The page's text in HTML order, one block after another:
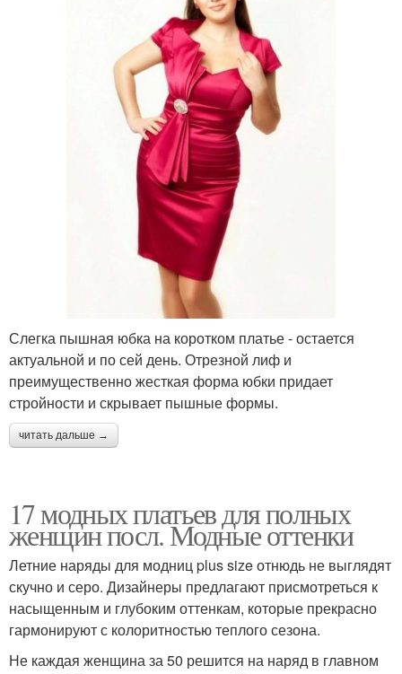
Слегка пышная юбка на коротком платье - остается
актуальной и по сей день. Отрезной лиф и
преимущественно жесткая форма юбки придает
стройности и скрывает пышные формы.
читать дальше →
17 модных платьев для полных
женщин посл. Модные оттенки
Летние наряды для модниц plus size отнюдь не выглядят
скучно и серо. Дизайнеры предлагают присмотреться к
насыщенным и глубоким оттенкам, которые прекрасно
гармонируют с колоритностью теплого сезона.
Не каждая женщина за 50 решится на наряд в главном